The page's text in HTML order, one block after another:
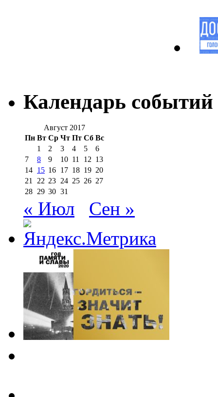
Календарь событий
Август 2017
Пн Вт Ср Чт Пт Сб Вс
1
2 3 4 5
6
7
8 9 10 11 12 13
14 15 16 17 18 19 20
21
22 23 24 25 26 27
28 29 30 31
« Июл Сен »